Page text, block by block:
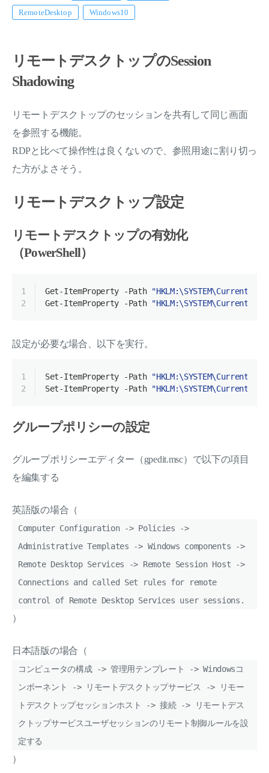
RemoteDesktop Windows10
リモートデスクトップのSession
Shadowing
リモートデスクトップのセッションを共有して同じ画面
を参照する機能。
RDPと比べて操作性は良くないので、参照用途に割り切っ
た方がよさそう。
リモートデスクトップ設定
リモートデスクトップの有効化
（PowerShell）
1
2
Get-ItemProperty -Path
Get-ItemProperty
-Path
設定が必要な場合、以下を実行。
1
2
Set-ItemProperty -Path
Set-ItemProperty
-Path
グループポリシーの設定
グループポリシーエディター（gpedit.msc）で以下の項目
を編集する
英語版の場合（
Computer Configuration -> Policies ->
Administrative Templates -> Windows components ->
Remote Desktop Services -> Remote Session Host ->
Connections and called Set rules for remote
control of Remote Desktop Services user sessions.
）
日本語版の場合（
コンピュータの構成 -> 管理用テンプレート -> Windowsコ
ンポーネント -> リモートデスクトップサービス -> リモー
トデスクトップセッションホスト -> 接続 -> リモートデス
クトップサービスユーザセッションのリモート制御ルールを設
定する
）